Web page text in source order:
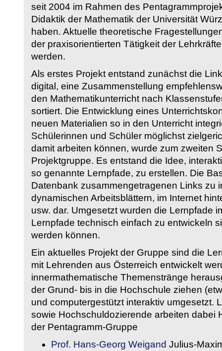
seit 2004 im Rahmen des
Didaktik der Mathematik der Universität
haben. Aktuelle theoretische
der praxisorientierten Tätigkeit der
werden.
Als erstes Projekt entstand zunächst die
digital, eine Zusammenstellung
den Mathematikunterricht nach
sortiert. Die Entwicklung eines
neuen Materialien so in den Unterricht
Schülerinnen und Schüler möglichst
damit arbeiten können, wurde zum zweiten
Projektgruppe. Es entstand die Idee,
so genannte Lernpfade, zu erstellen. Die
Datenbank zusammengetragenen Links zu
dynamischen Arbeitsblättern, im Internet
usw. dar. Umgesetzt wurden die Lernpfade
Lernpfade technisch einfach zu entwickeln
werden können.
Ein aktuelles Projekt der Gruppe sind die
mit Lehrenden aus Österreich entwickelt
innermathematische Themenstränge
der Grund- bis in die Hochschule ziehen
und computergestützt interaktiv umgesetzt.
sowie Hochschuldozierende arbeiten dabei
der Pentagramm-Gruppe
Prof. Hans-Georg Weigand Julius-